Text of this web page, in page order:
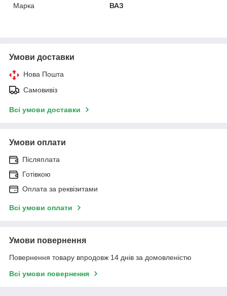
Марка
ВАЗ
Умови доставки
Нова Пошта
Самовивіз
Всі умови доставки
Умови оплати
Післяплата
Готівкою
Оплата за реквізитами
Всі умови оплати
Умови повернення
Повернення товару впродовж 14 днів за домовленістю
Всі умови повернення